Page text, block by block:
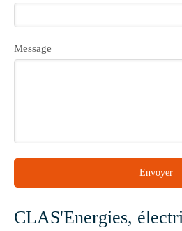
Message
Envoyer
CLAS'Energies,